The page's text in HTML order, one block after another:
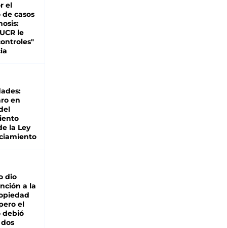
el
casos
le
en
la Ley
dio
a la
el
debió